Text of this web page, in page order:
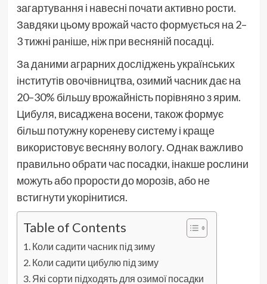
загартування і навесні почати активно рости.
Завдяки цьому врожай часто формується на 2–
3 тижні раніше, ніж при весняній посадці.
За даними аграрних досліджень українських
інститутів овочівництва, озимий часник дає на
20–30% більшу врожайність порівняно з ярим.
Цибуля, висаджена восени, також формує
більш потужну кореневу систему і краще
використовує весняну вологу. Однак важливо
правильно обрати час посадки, інакше рослини
можуть або прорости до морозів, або не
встигнути укорінитися.
Table of Contents
Коли садити часник під зиму
Коли садити цибулю під зиму
Які сорти підходять для озимої посадки